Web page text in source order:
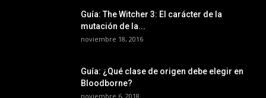
Guía: The Witcher 3: El carácter de la
mutación de la...
noviembre 18, 2016
Guía: ¿Qué clase de origen debe elegir en
Bloodborne?
noviembre 6, 2018